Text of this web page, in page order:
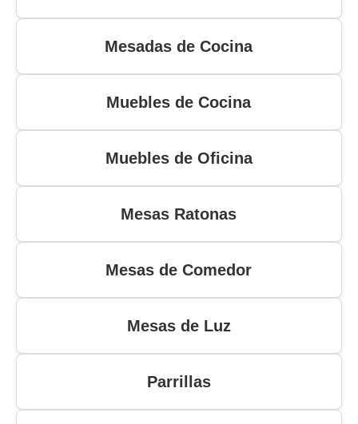
Mesadas de Cocina
Muebles de Cocina
Muebles de Oficina
Mesas Ratonas
Mesas de Comedor
Mesas de Luz
Parrillas